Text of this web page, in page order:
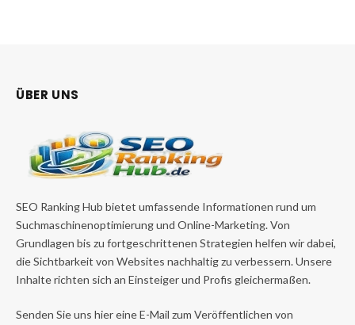
ÜBER UNS
SEO Ranking Hub bietet umfassende Informationen rund um
Suchmaschinenoptimierung und Online-Marketing. Von
Grundlagen bis zu fortgeschrittenen Strategien helfen wir dabei,
die Sichtbarkeit von Websites nachhaltig zu verbessern. Unsere
Inhalte richten sich an Einsteiger und Profis gleichermaßen.
Senden Sie uns hier eine E-Mail zum Veröffentlichen von